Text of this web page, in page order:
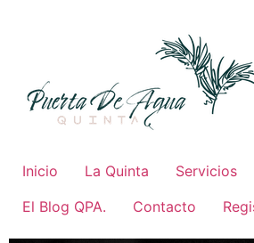
Inicio La Quinta Servicios
El Blog QPA.
Contacto